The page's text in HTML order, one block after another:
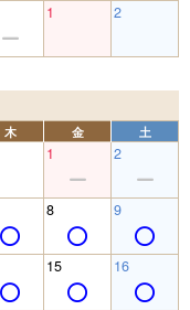
1 2
木 金 土
1 2
8 9
15 16